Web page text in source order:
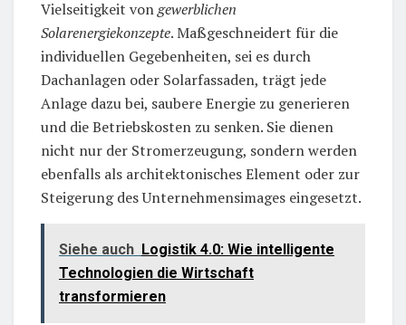
Vielseitigkeit vongewerblichen
Solarenergiekonzepte. Maßgeschneidert für die
individuellen Gegebenheiten, sei es durch
Dachanlagen oder Solarfassaden, trägt jede
Anlage dazu bei, saubere Energie zu generieren
und die Betriebskosten zu senken. Sie dienen
nicht nur der Stromerzeugung, sondern werden
ebenfalls als architektonisches Element oder zur
Steigerung des Unternehmensimages eingesetzt.
Siehe auch Logistik 4.0: Wie intelligente
Technologien die Wirtschaft
transformieren